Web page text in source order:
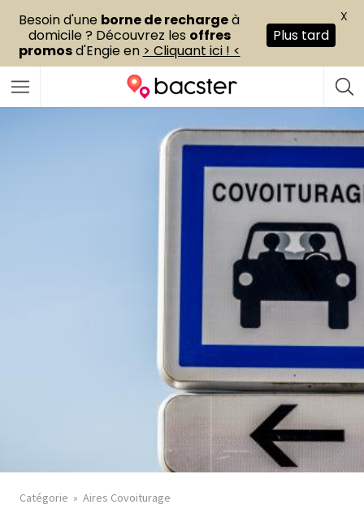
Catégorie Aires Covoiturage
Besoin d'une borne de rechargeà
domicile ? Découvrez les offres
promosd'Engie en > Cliquant ici ! <
Plus tard
X